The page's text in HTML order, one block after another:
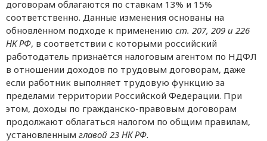
договорам облагаются по ставкам 13% и 15%
соответственно. Данные изменения основаны на
обновлённом подходе к применению ст. 207, 209 и 226
НК РФ, в соответствии с которыми российский
работодатель признаётся налоговым агентом по НДФЛ
в отношении доходов по трудовым договорам, даже
если работник выполняет трудовую функцию за
пределами территории Российской Федерации. При
этом, доходы по гражданско-правовым договорам
продолжают облагаться налогом по общим правилам,
установленным главой 23 НК РФ.